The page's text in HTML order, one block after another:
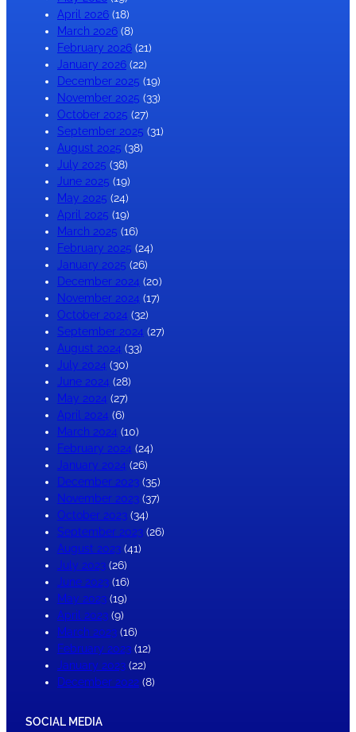
April 2026 (18)
March 2026 (8)
February 2026 (21)
January 2026 (22)
December 2025 (19)
November 2025 (33)
October 2025 (27)
September 2025 (31)
August 2025 (38)
July 2025 (38)
June 2025 (19)
May 2025 (24)
April 2025 (19)
March 2025 (16)
February 2025 (24)
January 2025 (26)
December 2024 (20)
November 2024 (17)
October 2024 (32)
September 2024 (27)
August 2024 (33)
July 2024 (30)
June 2024 (28)
May 2024 (27)
April 2024 (6)
March 2024 (10)
February 2024 (24)
January 2024 (26)
December 2023 (35)
November 2023 (37)
October 2023 (34)
September 2023 (26)
August 2023 (41)
July 2023 (26)
June 2023 (16)
May 2023 (19)
April 2023 (9)
March 2023 (16)
February 2023 (12)
January 2023 (22)
December 2022 (8)
SOCIAL MEDIA